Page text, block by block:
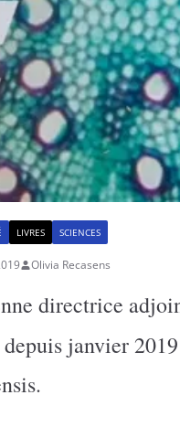
LIVRES SCIENCES
Olivia Recasens
directrice
janvier